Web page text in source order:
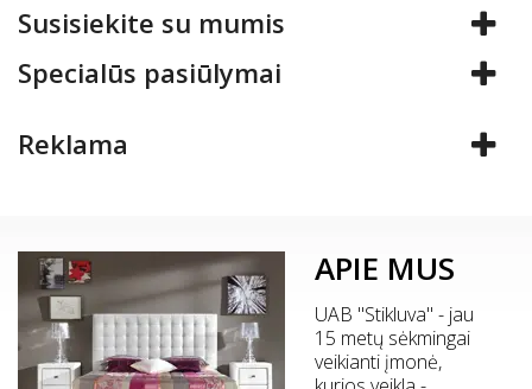
Susisiekite su mumis
Specialūs pasiūlymai
Reklama
APIE MUS
UAB "Stikluva" - jau
15 metų sėkmingai
veikianti įmonė,